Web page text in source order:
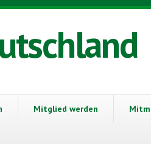
Mitglied werden